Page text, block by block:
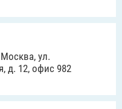
ул.
д. 12, офис 982